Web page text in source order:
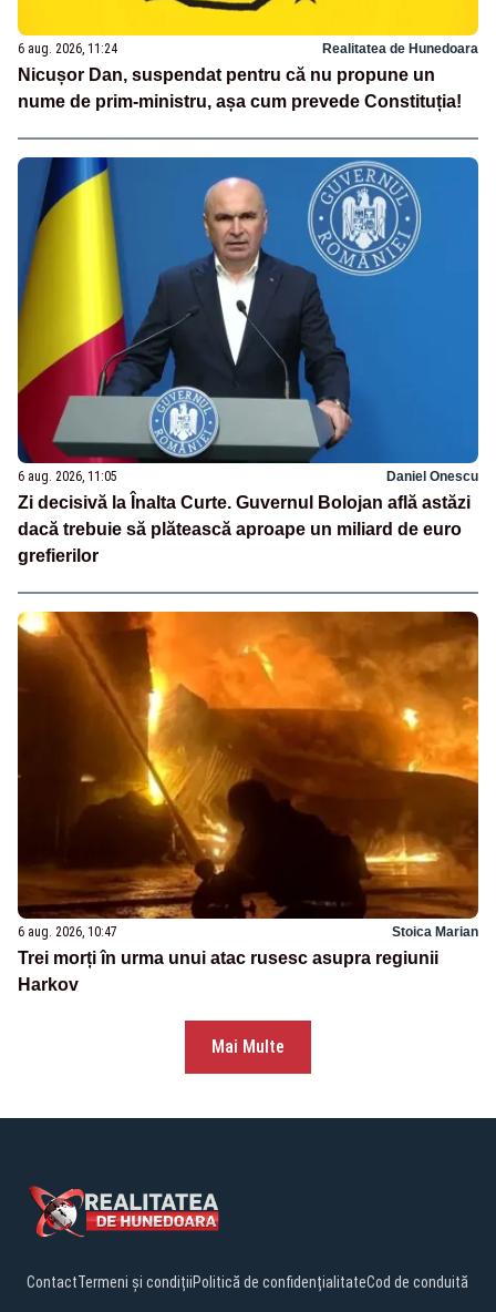
6 aug. 2026, 11:24 Realitatea de Hunedoara
Nicușor Dan, suspendat pentru că nu propune un
nume de prim-ministru, așa cum prevede Constituția!
6 aug. 2026, 11:05 Daniel Onescu
Zi decisivă la Înalta Curte. Guvernul Bolojan află astăzi
dacă trebuie să plătească aproape un miliard de euro
grefierilor
6 aug. 2026, 10:47 Stoica Marian
Trei morți în urma unui atac rusesc asupra regiunii
Harkov
Mai Multe
ContactTermeni și condițiiPolitică de confidențialitateCod de conduită